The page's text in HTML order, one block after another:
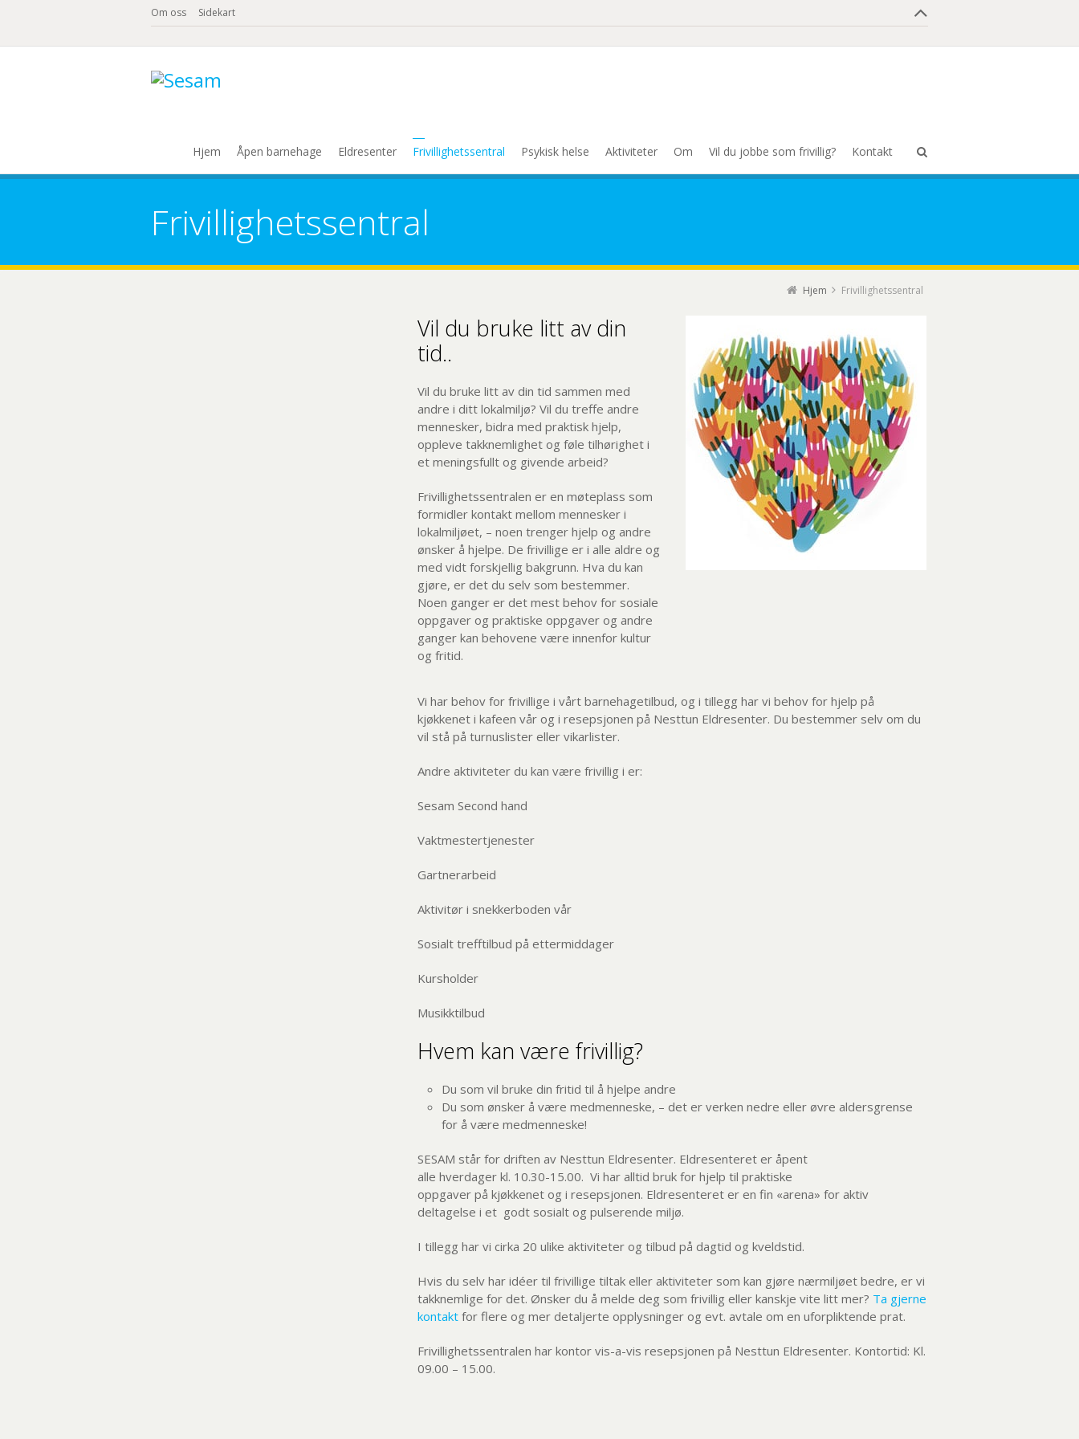
Om oss Sidekart
Hjem Åpen barnehage Eldresenter Frivillighetssentral Psykisk helse Aktiviteter Om Vil du jobbe som frivillig? Kontakt
Frivillighetssentral
Hjem Frivillighetssentral
Vil du bruke litt av din
tid..
Vil du bruke litt av din tid sammen med
andre i ditt lokalmiljø? Vil du treffe andre
mennesker, bidra med praktisk hjelp,
oppleve takknemlighet og føle tilhørighet i
et meningsfullt og givende arbeid?
Frivillighetssentralen er en møteplass som
formidler kontakt mellom mennesker i
lokalmiljøet, – noen trenger hjelp og andre
ønsker å hjelpe. De frivillige er i alle aldre og
med vidt forskjellig bakgrunn. Hva du kan
gjøre, er det du selv som bestemmer.
Noen ganger er det mest behov for sosiale
oppgaver og praktiske oppgaver og andre
ganger kan behovene være innenfor kultur
og fritid.
Vi har behov for frivillige i vårt barnehagetilbud, og i tillegg har vi behov for hjelp på
kjøkkenet i kafeen vår og i resepsjonen på Nesttun Eldresenter. Du bestemmer selv om du
vil stå på turnuslister eller vikarlister.
Andre aktiviteter du kan være frivillig i er:
Sesam Second hand
Vaktmestertjenester
Gartnerarbeid
Aktivitør i snekkerboden vår
Sosialt trefftilbud på ettermiddager
Kursholder
Musikktilbud
Hvem kan være frivillig?
Du som vil bruke din fritid til å hjelpe andre
Du som ønsker å være medmenneske, – det er verken nedre eller øvre aldersgrense
for å være medmenneske!
SESAM står for driften av Nesttun Eldresenter. Eldresenteret er åpent
alle hverdager kl. 10.30-15.00. Vi har alltid bruk for hjelp til praktiske
oppgaver på kjøkkenet og i resepsjonen. Eldresenteret er en fin «arena» for aktiv
deltagelse i et godt sosialt og pulserende miljø.
I tillegg har vi cirka 20 ulike aktiviteter og tilbud på dagtid og kveldstid.
Hvis du selv har idéer til frivillige tiltak eller aktiviteter som kan gjøre nærmiljøet bedre, er vi
takknemlige for det. Ønsker du å melde deg som frivillig eller kanskje vite litt mer? Ta gjerne
kontakt for flere og mer detaljerte opplysninger og evt. avtale om en uforpliktende prat.
Frivillighetssentralen har kontor vis-a-vis resepsjonen på Nesttun Eldresenter. Kontortid: Kl.
09.00 – 15.00.